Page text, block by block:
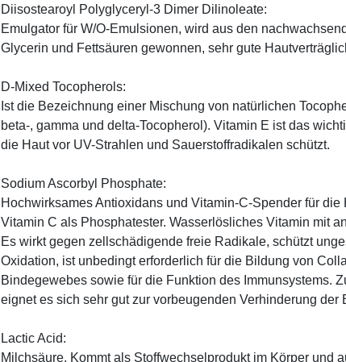
Diisostearoyl Polyglyceryl-3 Dimer Dilinoleate:
Emulgator für W/O-Emulsionen, wird aus den
Glycerin und Fettsäuren gewonnen, sehr gute
D-Mixed Tocopherols:
Ist die Bezeichnung einer Mischung von natürlichen
beta-, gamma und delta-Tocopherol). Vitamin E ist das
die Haut vor UV-Strahlen und Sauerstoffradikalen schützt.
Sodium Ascorbyl Phosphate:
Hochwirksames Antioxidans und Vitamin-C-Spender für die
Vitamin C als Phosphatester. Wasserlösliches Vitamin mit
Es wirkt gegen zellschädigende freie Radikale, schützt
Oxidation, ist unbedingt erforderlich für die Bildung von
Bindegewebes sowie für die Funktion des Immunsystems.
eignet es sich sehr gut zur vorbeugenden Verhinderung der
Lactic Acid:
Milchsäure. Kommt als Stoffwechselprodukt im Körper und